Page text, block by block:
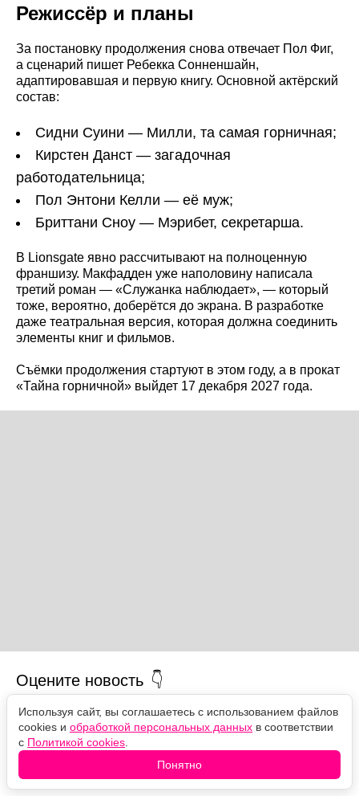
Режиссёр и планы
За постановку продолжения снова отвечает Пол Фиг,
а сценарий пишет Ребекка Сонненшайн,
адаптировавшая и первую книгу. Основной актёрский
состав:
Сидни Суини — Милли, та самая горничная;
Кирстен Данст — загадочная
работодательница;
Пол Энтони Келли — её муж;
Бриттани Сноу — Мэрибет, секретарша.
В Lionsgate явно рассчитывают на полноценную
франшизу. Макфадден уже наполовину написала
третий роман — «Служанка наблюдает», — который
тоже, вероятно, доберётся до экрана. В разработке
даже театральная версия, которая должна соединить
элементы книг и фильмов.
Съёмки продолжения стартуют в этом году, а в прокат
«Тайна горничной» выйдет 17 декабря 2027 года.
Оцените новость
❤️ 🙏 😹 🙀 😿
Комментарии
Используя сайт, вы соглашаетесь с использованием файлов
cookies и обработкой персональных данных в соответствии
с Политикой cookies
Понятно